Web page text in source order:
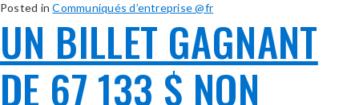
Posted inCommuniqués d’entreprise @fr
UN BILLET GAGNANT
DE 67 133 $ NON